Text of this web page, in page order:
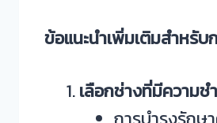
ข้อแนะนำเพิ่มเติมสำหรับ
เลือกช่างที่มีความ